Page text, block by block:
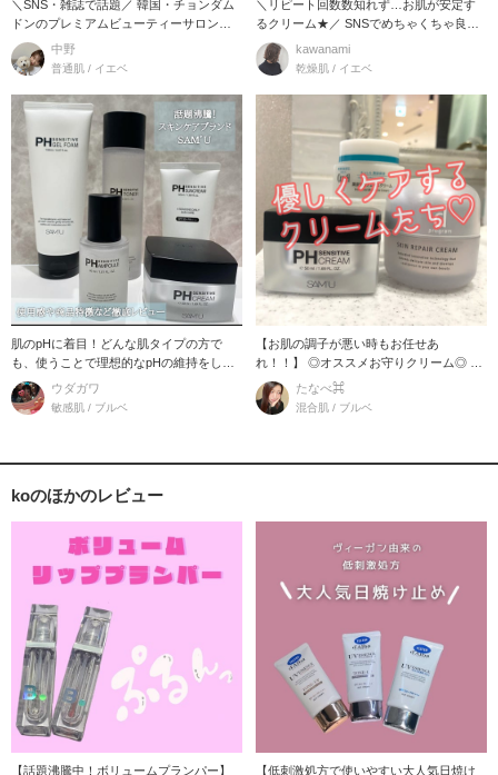
＼SNS・雑誌で話題／ 韓国・チョンダム
ドンのプレミアムビューティーサロンか
ら誕生した『
中野
普通肌 / イエベ
＼リピート回数数知れず…お肌が安定す
るクリーム★／ SNSでめちゃくちゃ良い
と話題に
kawanami
乾燥肌 / イエベ
肌のpHに着目！どんな肌タイプの方で
も、使うことで理想的なpHの維持をして
くれるスキンケア
ウダガワ
敏感肌 / ブルベ
【お肌の調子が悪い時もお任せあ
れ！！】 ◎オススメお守りクリーム◎ な
んだかんだ年中
たなべ⌘
混合肌 / ブルベ
koのほかのレビュー
【話題沸騰中！ボリュームプランパー】
【低刺激処方で使いやすい大人気日焼け